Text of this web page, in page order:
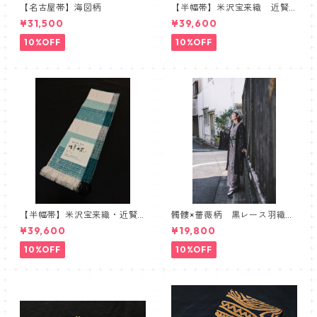
【名古屋帯】海図柄
¥31,500
10%OFF
【半幅帯】米沢宝来織 近賢
織物謹製 胡蝶 ラベンダー
¥39,600
10%OFF
【半幅帯】米沢宝来織・近賢
織物謹製【単衣仕立て】
¥39,600
10%OFF
髑髏×薔薇柄 黒レース羽織
髑髏 薔薇 スカル ローズ
¥19,800
10%OFF